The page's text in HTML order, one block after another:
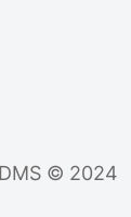
GDMS © 2024